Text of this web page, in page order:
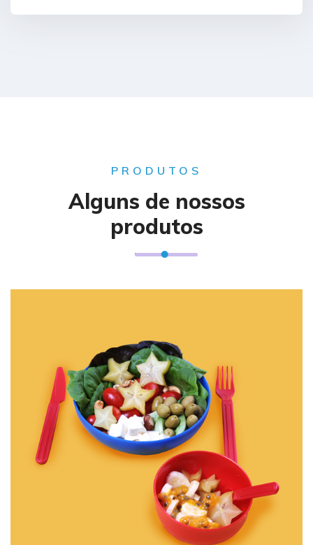
PRODUTOS
Alguns de nossos
produtos